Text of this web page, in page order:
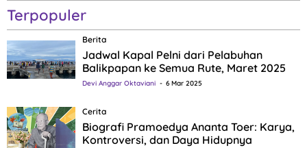
Terpopuler
Berita
Jadwal Kapal Pelni dari Pelabuhan
Balikpapan ke Semua Rute, Maret 2025
Devi Anggar Oktaviani 6 Mar 2025
Cerita
Biografi Pramoedya Ananta Toer: Karya,
Kontroversi, dan Daya Hidupnya